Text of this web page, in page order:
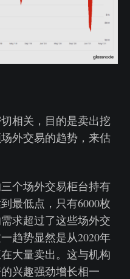
相关，目的是卖出挖
外交易的趋势，来估
个场外交易柜台持有
最低点，只有6000枚
求超过了这些场外交
趋势显然是从2020年
大量卖出。这与机构
兴趣强劲增长相一